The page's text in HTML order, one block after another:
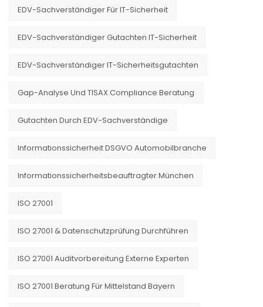
EDV-Sachverständiger Für IT-Sicherheit
EDV-Sachverständiger Gutachten IT-Sicherheit
EDV-Sachverständiger IT-Sicherheitsgutachten
Gap-Analyse Und TISAX Compliance Beratung
Gutachten Durch EDV-Sachverständige
Informationssicherheit DSGVO Automobilbranche
Informationssicherheitsbeauftragter München
ISO 27001
ISO 27001 & Datenschutzprüfung Durchführen
ISO 27001 Auditvorbereitung Externe Experten
ISO 27001 Beratung Für Mittelstand Bayern